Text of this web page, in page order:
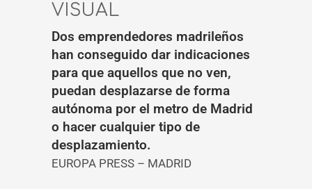
VISUAL
Dos emprendedores madrileños
han conseguido dar indicaciones
para que aquellos que no ven,
puedan desplazarse de forma
autónoma por el metro de Madrid
o hacer cualquier tipo de
desplazamiento.
EUROPA PRESS – MADRID